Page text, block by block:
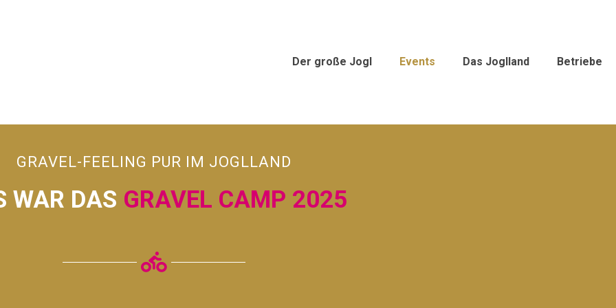
Der große Jogl Events Das Joglland Betriebe
GRAVEL-FEELING PUR IM JOGLLAND
WAR DAS GRAVEL CAMP 2025